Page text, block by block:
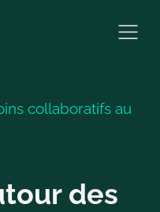
collaboratifs au
des